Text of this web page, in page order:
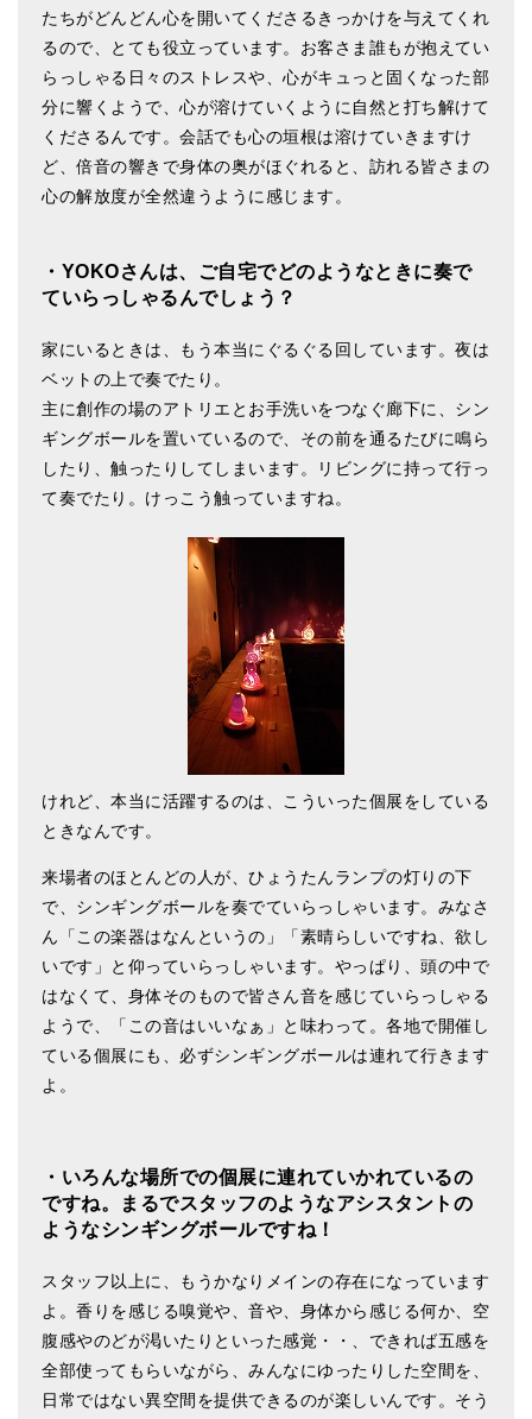
たちがどんどん心を開いてくださるきっかけを与えてくれ
るので、とても役立っています。お客さま誰もが抱えてい
らっしゃる日々のストレスや、心がキュっと固くなった部
分に響くようで、心が溶けていくように自然と打ち解けて
くださるんです。会話でも心の垣根は溶けていきますけ
ど、倍音の響きで身体の奥がほぐれると、訪れる皆さまの
心の解放度が全然違うように感じます。
・YOKOさんは、ご自宅でどのようなときに奏で
ていらっしゃるんでしょう？
家にいるときは、もう本当にぐるぐる回しています。夜は
ベットの上で奏でたり。
主に創作の場のアトリエとお手洗いをつなぐ廊下に、シン
ギングボールを置いているので、その前を通るたびに鳴ら
したり、触ったりしてしまいます。リビングに持って行っ
て奏でたり。けっこう触っていますね。
けれど、本当に活躍するのは、こういった個展をしている
ときなんです。
来場者のほとんどの人が、ひょうたんランプの灯りの下
で、シンギングボールを奏でていらっしゃいます。みなさ
ん「この楽器はなんというの」「素晴らしいですね、欲し
いです」と仰っていらっしゃいます。やっぱり、頭の中で
はなくて、身体そのもので皆さん音を感じていらっしゃる
ようで、「この音はいいなぁ」と味わって。各地で開催し
ている個展にも、必ずシンギングボールは連れて行きます
よ。
・いろんな場所での個展に連れていかれているの
ですね。まるでスタッフのようなアシスタントの
ようなシンギングボールですね！
スタッフ以上に、もうかなりメインの存在になっています
よ。香りを感じる嗅覚や、音や、身体から感じる何か、空
腹感やのどが渇いたりといった感覚・・、できれば五感を
全部使ってもらいながら、みんなにゆったりした空間を、
日常ではない異空間を提供できるのが楽しいんです。そう